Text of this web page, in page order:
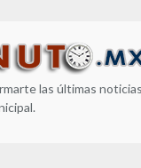
las últimas